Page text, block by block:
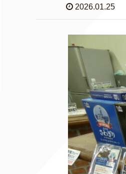
2026.01.25